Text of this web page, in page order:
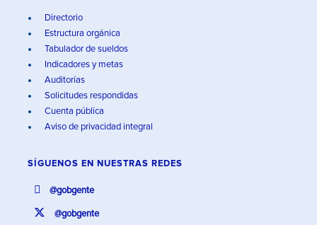
Directorio
Estructura orgánica
Tabulador de sueldos
Indicadores y metas
Auditorías
Solicitudes respondidas
Cuenta pública
Aviso de privacidad integral
SÍGUENOS EN NUESTRAS REDES
@gobgente
@gobgente